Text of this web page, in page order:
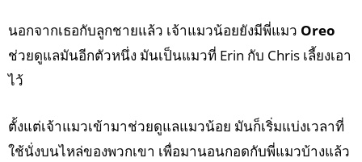
นอกจากเธอกับลูกชายแล้ว เจ้าแมวน้อยยังมีพี่แมว Oreo
ช่วยดูแลมันอีกตัวหนึ่ง มันเป็นแมวที่ Erin กับ Chris เลี้ยงเอา
ไว้
ตั้งแต่เจ้าแมวเข้ามาช่วยดูแลแมวน้อย มันก็เริ่มแบ่งเวลาที่
ใช้นั่งบนไหล่ของพวกเขา เพื่อมานอนกอดกับพี่แมวบ้างแล้ว